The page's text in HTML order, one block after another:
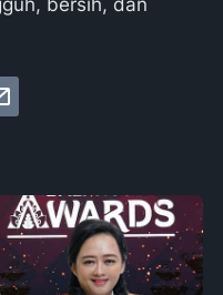
bersih, dan